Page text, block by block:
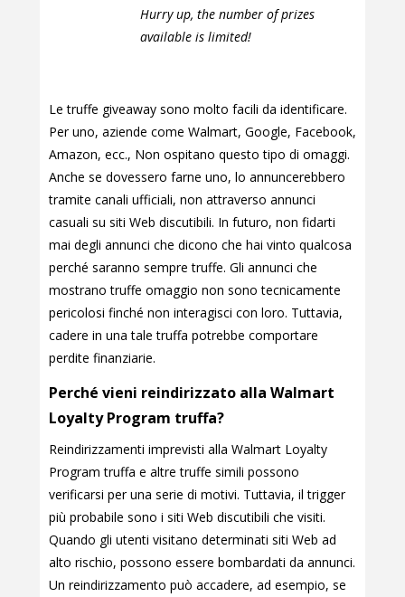
Hurry up, the number of prizes
available is limited!
Le truffe giveaway sono molto facili da identificare.
Per uno, aziende come Walmart, Google, Facebook,
Amazon, ecc., Non ospitano questo tipo di omaggi.
Anche se dovessero farne uno, lo annuncerebbero
tramite canali ufficiali, non attraverso annunci
casuali su siti Web discutibili. In futuro, non fidarti
mai degli annunci che dicono che hai vinto qualcosa
perché saranno sempre truffe. Gli annunci che
mostrano truffe omaggio non sono tecnicamente
pericolosi finché non interagisci con loro. Tuttavia,
cadere in una tale truffa potrebbe comportare
perdite finanziarie.
Perché vieni reindirizzato alla Walmart
Loyalty Program truffa?
Reindirizzamenti imprevisti alla Walmart Loyalty
Program truffa e altre truffe simili possono
verificarsi per una serie di motivi. Tuttavia, il trigger
più probabile sono i siti Web discutibili che visiti.
Quando gli utenti visitano determinati siti Web ad
alto rischio, possono essere bombardati da annunci.
Un reindirizzamento può accadere, ad esempio, se